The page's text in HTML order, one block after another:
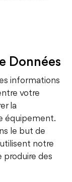
Données
informations
votre
la
équipement.
le but de
notre
produire des